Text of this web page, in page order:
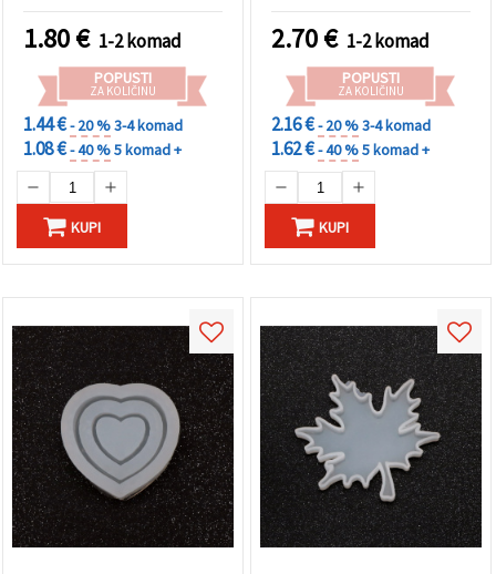
1.80€ 1-2 komad
POPUSTI
ZA KOLIČINU
1.44 €- 20 %3-4 komad
1.08 €- 40 %5 komad +
KUPI
2.70€ 1-2 komad
POPUSTI
ZA KOLIČINU
2.16 €- 20 %3-4 komad
1.62 €- 40 %5 komad +
KUPI